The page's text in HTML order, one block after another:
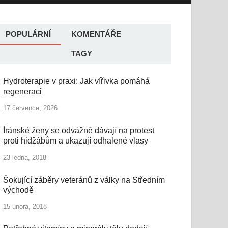
POPULÁRNÍ KOMENTÁŘE
TAGY
Hydroterapie v praxi: Jak vířivka pomáhá
regeneraci
17 července, 2026
Íránské ženy se odvážně dávají na protest
proti hidžábům a ukazují odhalené vlasy
23 ledna, 2018
Šokující záběry veteránů z války na Středním
východě
15 února, 2018